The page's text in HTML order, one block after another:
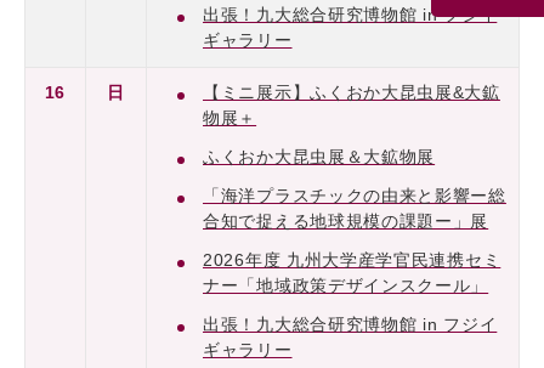
出張！九大総合研究博物館 in フジイ
ギャラリー
16 日
【ミニ展示】ふくおか大昆虫展&大鉱
物展＋
ふくおか大昆虫展＆大鉱物展
「海洋プラスチックの由来と影響ー総
合知で捉える地球規模の課題ー」展
2026年度 九州大学産学官民連携セミ
ナー「地域政策デザインスクール」
出張！九大総合研究博物館 in フジイ
ギャラリー